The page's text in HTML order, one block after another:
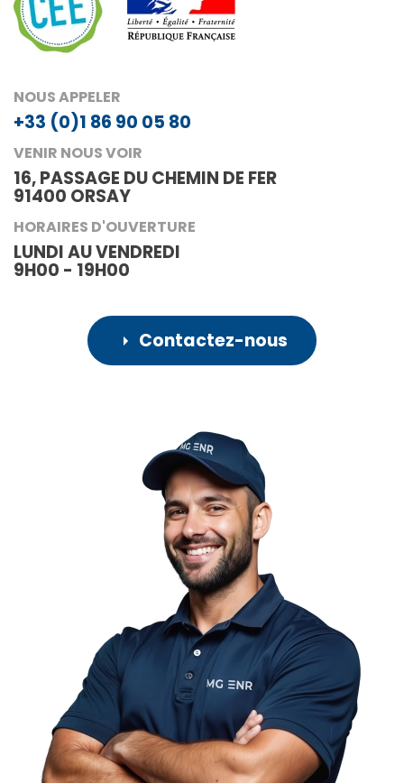
NOUS APPELER
+33 (0)1 86 90 05 80
VENIR NOUS VOIR
16, PASSAGE DU CHEMIN DE FER
91400 ORSAY
HORAIRES D'OUVERTURE
LUNDI AU VENDREDI
9H00 - 19H00
Contactez-nous